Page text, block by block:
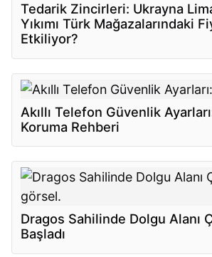
Tedarik Zincirleri: Ukrayna
Yıkımı Türk Mağazalarındaki
Etkiliyor?
Akıllı Telefon Güvenlik
Koruma Rehberi
Dragos Sahilinde Dolgu Alanı
Başladı